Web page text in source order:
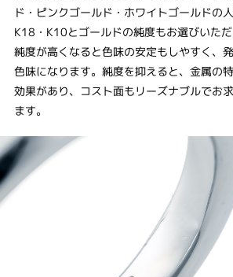
ド・ピンクゴールド・ホワイトゴールドの
K18・K10とゴールドの純度もお選びいただ
純度が高くなると色味の安定もしやすく、
色味になります。純度を抑えると、金属の
効果があり、コスト面もリーズナブルでお
ます。